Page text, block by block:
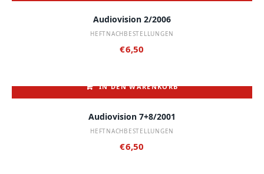
Audiovision 2/2006
HEFTNACHBESTELLUNGEN
€6,50
IN DEN WARENKORB
Audiovision 7+8/2001
HEFTNACHBESTELLUNGEN
€6,50